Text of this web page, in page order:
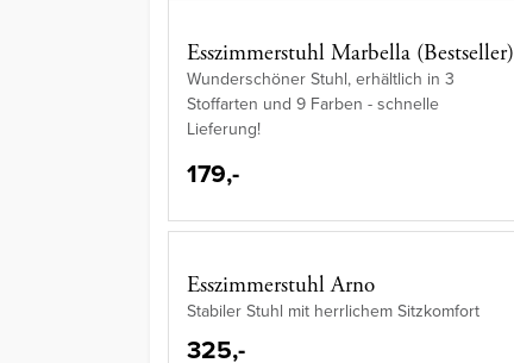
Esszimmerstuhl Marbella (Bestseller)
Wunderschöner Stuhl, erhältlich in 3
Stoffarten und 9 Farben - schnelle
Lieferung!
179,-
Esszimmerstuhl Arno
Stabiler Stuhl mit herrlichem Sitzkomfort
325,-